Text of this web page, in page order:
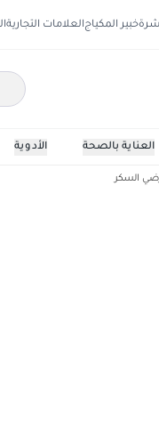
خبير المكياجالعلامات التجارية
الأدوية العناية بالصحة
السكر